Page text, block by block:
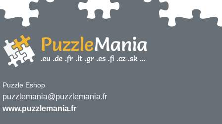
Puzzle Eshop
puzzlemania@puzzlemania.fr
www.puzzlemania.fr